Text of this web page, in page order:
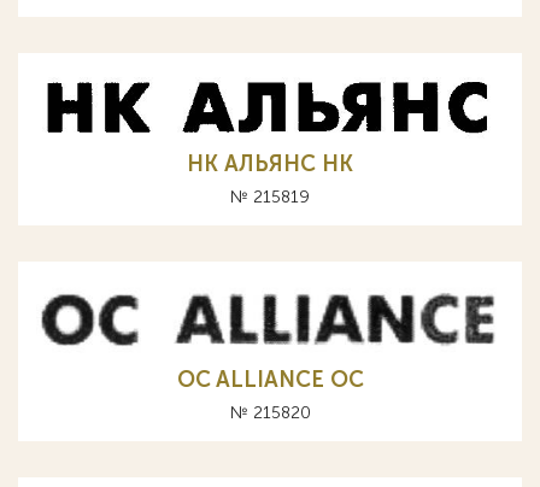
НК АЛЬЯНС HK
№ 215819
OC ALLIANCE ОС
№ 215820